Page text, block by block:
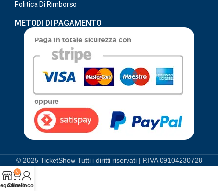
Politica Di Rimborso
METODI DI PAGAMENTO
© 2025 TicketShow Tutti i diritti riservati | P.IVA 09104230728
0
Carrello
Il mio conto